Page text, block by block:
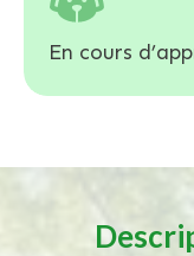
En cours